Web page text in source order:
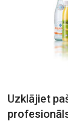
Uzklājiet